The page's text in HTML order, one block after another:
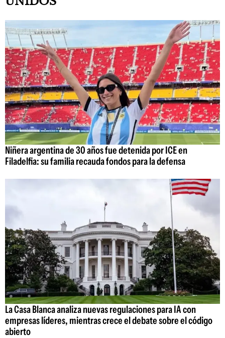
Niñera argentina de 30 años fue detenida por ICE en
Filadelfia: su familia recauda fondos para la defensa
La Casa Blanca analiza nuevas regulaciones para IA con
empresas líderes, mientras crece el debate sobre el código
abierto